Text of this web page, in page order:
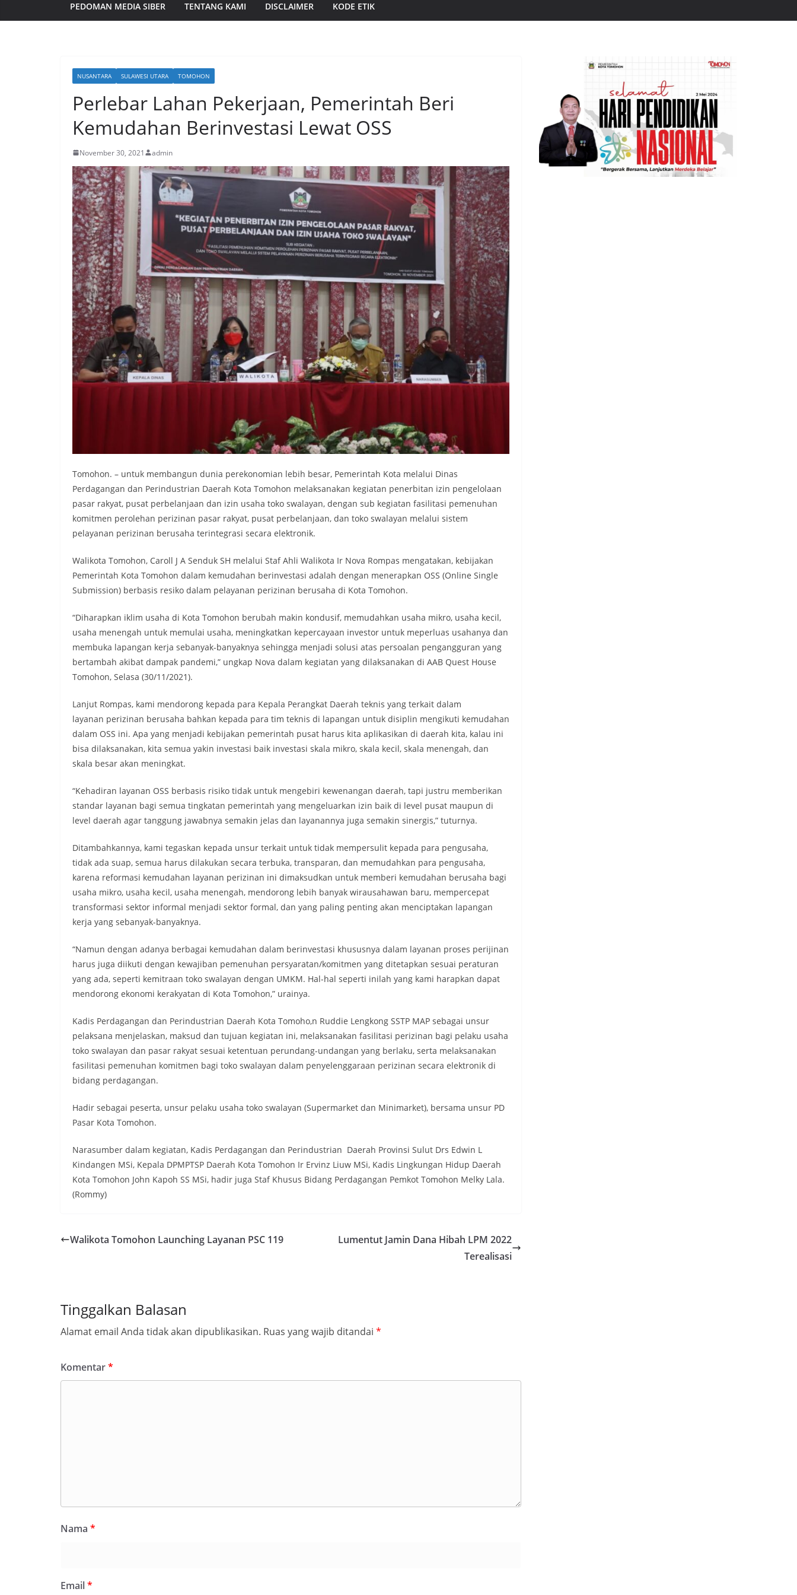
PEDOMAN MEDIA SIBER TENTANG KAMI DISCLAIMER KODE ETIK
NUSANTARA SULAWESI UTARA TOMOHON
Perlebar Lahan Pekerjaan, Pemerintah Beri
Kemudahan Berinvestasi Lewat OSS
November 30, 2021 admin
Tomohon. – untuk membangun dunia perekonomian lebih besar, Pemerintah Kota melalui Dinas
Perdagangan dan Perindustrian Daerah Kota Tomohon melaksanakan kegiatan penerbitan izin pengelolaan
pasar rakyat, pusat perbelanjaan dan izin usaha toko swalayan, dengan sub kegiatan fasilitasi pemenuhan
komitmen perolehan perizinan pasar rakyat, pusat perbelanjaan, dan toko swalayan melalui sistem
pelayanan perizinan berusaha terintegrasi secara elektronik.
Walikota Tomohon, Caroll J A Senduk SH melalui Staf Ahli Walikota Ir Nova Rompas mengatakan, kebijakan
Pemerintah Kota Tomohon dalam kemudahan berinvestasi adalah dengan menerapkan OSS (Online Single
Submission) berbasis resiko dalam pelayanan perizinan berusaha di Kota Tomohon.
“Diharapkan iklim usaha di Kota Tomohon berubah makin kondusif, memudahkan usaha mikro, usaha kecil,
usaha menengah untuk memulai usaha, meningkatkan kepercayaan investor untuk meperluas usahanya dan
membuka lapangan kerja sebanyak-banyaknya sehingga menjadi solusi atas persoalan pengangguran yang
bertambah akibat dampak pandemi,” ungkap Nova dalam kegiatan yang dilaksanakan di AAB Quest House
Tomohon, Selasa (30/11/2021).
Lanjut Rompas, kami mendorong kepada para Kepala Perangkat Daerah teknis yang terkait dalam
layanan perizinan berusaha bahkan kepada para tim teknis di lapangan untuk disiplin mengikuti kemudahan
dalam OSS ini. Apa yang menjadi kebijakan pemerintah pusat harus kita aplikasikan di daerah kita, kalau ini
bisa dilaksanakan, kita semua yakin investasi baik investasi skala mikro, skala kecil, skala menengah, dan
skala besar akan meningkat.
“Kehadiran layanan OSS berbasis risiko tidak untuk mengebiri kewenangan daerah, tapi justru memberikan
standar layanan bagi semua tingkatan pemerintah yang mengeluarkan izin baik di level pusat maupun di
level daerah agar tanggung jawabnya semakin jelas dan layanannya juga semakin sinergis,” tuturnya.
Ditambahkannya, kami tegaskan kepada unsur terkait untuk tidak mempersulit kepada para pengusaha,
tidak ada suap, semua harus dilakukan secara terbuka, transparan, dan memudahkan para pengusaha,
karena reformasi kemudahan layanan perizinan ini dimaksudkan untuk memberi kemudahan berusaha bagi
usaha mikro, usaha kecil, usaha menengah, mendorong lebih banyak wirausahawan baru, mempercepat
transformasi sektor informal menjadi sektor formal, dan yang paling penting akan menciptakan lapangan
kerja yang sebanyak-banyaknya.
“Namun dengan adanya berbagai kemudahan dalam berinvestasi khususnya dalam layanan proses perijinan
harus juga diikuti dengan kewajiban pemenuhan persyaratan/komitmen yang ditetapkan sesuai peraturan
yang ada, seperti kemitraan toko swalayan dengan UMKM. Hal-hal seperti inilah yang kami harapkan dapat
mendorong ekonomi kerakyatan di Kota Tomohon,” urainya.
Kadis Perdagangan dan Perindustrian Daerah Kota Tomoho,n Ruddie Lengkong SSTP MAP sebagai unsur
pelaksana menjelaskan, maksud dan tujuan kegiatan ini, melaksanakan fasilitasi perizinan bagi pelaku usaha
toko swalayan dan pasar rakyat sesuai ketentuan perundang-undangan yang berlaku, serta melaksanakan
fasilitasi pemenuhan komitmen bagi toko swalayan dalam penyelenggaraan perizinan secara elektronik di
bidang perdagangan.
Hadir sebagai peserta, unsur pelaku usaha toko swalayan (Supermarket dan Minimarket), bersama unsur PD
Pasar Kota Tomohon.
Narasumber dalam kegiatan, Kadis Perdagangan dan Perindustrian Daerah Provinsi Sulut Drs Edwin L
Kindangen MSi, Kepala DPMPTSP Daerah Kota Tomohon Ir Ervinz Liuw MSi, Kadis Lingkungan Hidup Daerah
Kota Tomohon John Kapoh SS MSi, hadir juga Staf Khusus Bidang Perdagangan Pemkot Tomohon Melky Lala.
(Rommy)
Walikota Tomohon Launching Layanan PSC 119
Lumentut Jamin Dana Hibah LPM 2022
Terealisasi
Tinggalkan Balasan
Alamat email Anda tidak akan dipublikasikan. Ruas yang wajib ditandai *
Komentar*
Nama *
Email*